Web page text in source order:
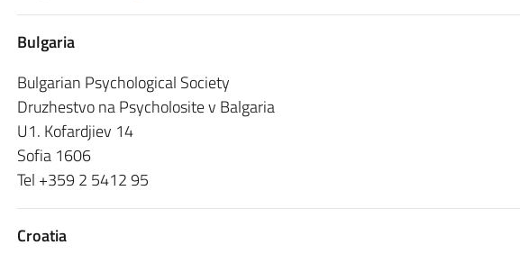
Bulgaria
Bulgarian Psychological Society
Druzhestvo na Psycholosite v Balgaria
U1. Kofardjiev 14
Sofia 1606
Tel +359 2 5412 95
Croatia